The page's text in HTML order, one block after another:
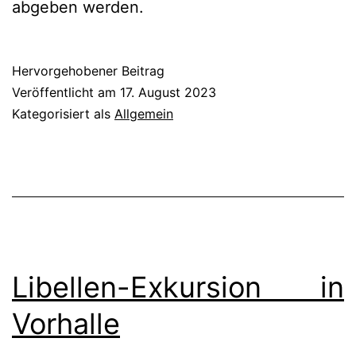
abgeben werden.
Hervorgehobener Beitrag
Veröffentlicht am 17. August 2023
Kategorisiert als Allgemein
Libellen-Exkursion in
Vorhalle